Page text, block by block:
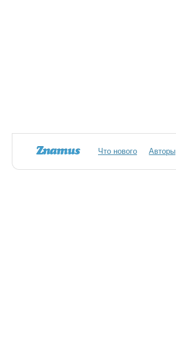
Что нового Авторы